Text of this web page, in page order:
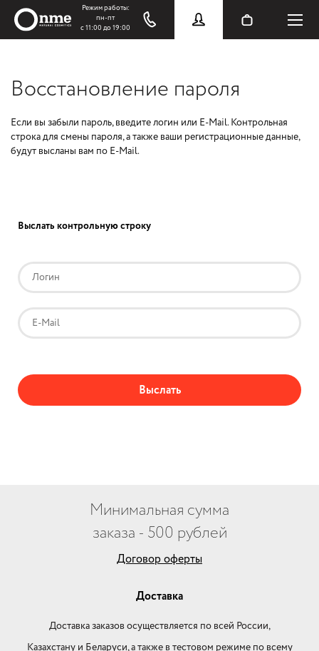
Восстановление пароля
Если вы забыли пароль, введите логин или E-Mail. Контрольная
строка для смены пароля, а также ваши регистрационные данные,
будут высланы вам по E-Mail.
Выслать контрольную строку
Минимальная сумма
заказа - 500 рублей
Договор оферты
Доставка
Доставка заказов осуществляется по всей России,
Казахстану и Беларуси, а также в тестовом режиме по всему